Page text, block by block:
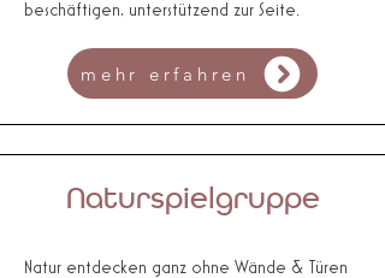
beschäftigen, unterstützend zur Seite.
mehr erfahren
Naturspielgruppe
Natur entdecken ganz ohne Wände & Türen